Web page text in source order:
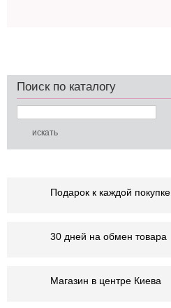
Поиск по каталогу
Подарок к каждой покупке
30 дней на обмен товара
Магазин в центре Киева